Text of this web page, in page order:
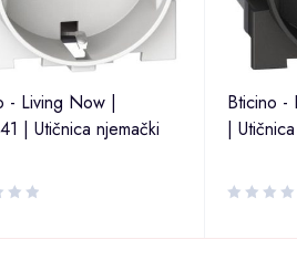
- Living Now |
| Utičnica njemački
Bticino -
|